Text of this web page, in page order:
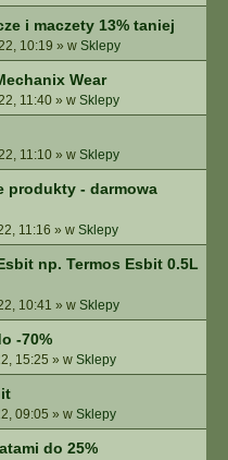
i maczety 13% taniej
10:19 » w Sklepy
Wear
11:40 » w Sklepy
11:10 » w Sklepy
produkty - darmowa
11:16 » w Sklepy
np. Termos Esbit 0.5L
10:41 » w Sklepy
-70%
15:25 » w Sklepy
09:05 » w Sklepy
do 25%